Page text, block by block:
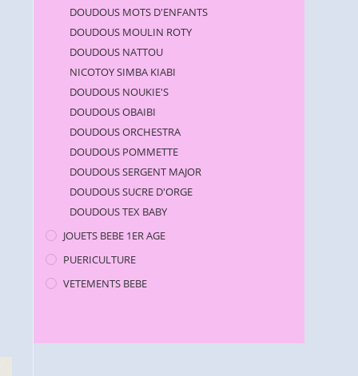
DOUDOUS MOTS D'ENFANTS
DOUDOUS MOULIN ROTY
DOUDOUS NATTOU
NICOTOY SIMBA KIABI
DOUDOUS NOUKIE'S
DOUDOUS OBAIBI
DOUDOUS ORCHESTRA
DOUDOUS POMMETTE
DOUDOUS SERGENT MAJOR
DOUDOUS SUCRE D'ORGE
DOUDOUS TEX BABY
JOUETS BEBE 1ER AGE
PUERICULTURE
VETEMENTS BEBE